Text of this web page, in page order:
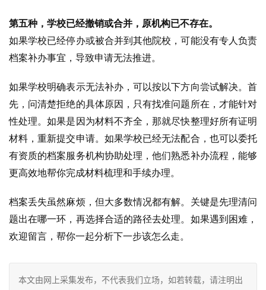
第五种，学校已经撤销或合并，原机构已不存在。
如果学校已经停办或被合并到其他院校，可能没有专人负责
档案补办事宜，导致申请无法推进。
如果学校明确表示无法补办，可以按以下方向尝试解决。首
先，问清楚拒绝的具体原因，只有找准问题所在，才能针对
性处理。如果是因为材料不齐全，那就尽快整理好所有证明
材料，重新提交申请。如果学校已经无法配合，也可以委托
有资质的档案服务机构协助处理，他们熟悉补办流程，能够
更高效地帮你完成材料梳理和手续办理。
档案丢失虽然麻烦，但大多数情况都有解。关键是先理清问
题出在哪一环，再选择合适的路径去处理。如果遇到困难，
欢迎留言，帮你一起分析下一步该怎么走。
本文由网上采集发布，不代表我们立场，如若转载，请注明出